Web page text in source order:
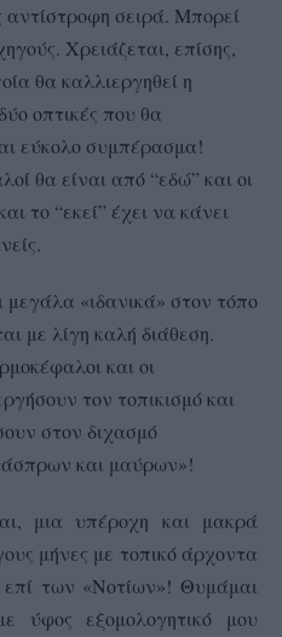
αντίστροφη σειρά. Μπορεί
Χρειάζεται, επίσης,
θα καλλιεργηθεί η
οπτικές που θα
εύκολο συμπέρασμα!
θα είναι από “εδώ” και οι
το “εκεί” έχει να κάνει
μεγάλα «ιδανικά» στον τόπο
με λίγη καλή διάθεση.
και οι
τον τοπικισμό και
στον διχασμό
και μαύρων»!
μια υπέροχη και μακρά
μήνες με τοπικό άρχοντα
των «Νοτίων»! Θυμάμαι
ύφος εξομολογητικό μου